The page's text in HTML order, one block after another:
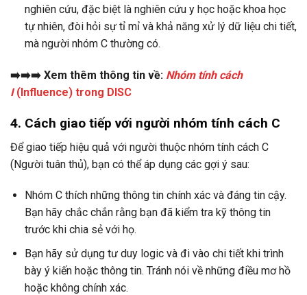
nghiên cứu, đặc biệt là nghiên cứu y học hoặc khoa học
tự nhiên, đòi hỏi sự tỉ mỉ và khả năng xử lý dữ liệu chi tiết,
mà người nhóm C thường có.
➡️➡️➡️ Xem thêm thông tin về: Nhóm tính cách
I(Influence) trong DISC
4. Cách giao tiếp với người nhóm tính cách C
Để giao tiếp hiệu quả với người thuộc nhóm tính cách C
(Người tuân thủ), bạn có thể áp dụng các gợi ý sau:
Nhóm C thích những thông tin chính xác và đáng tin cậy.
Bạn hãy chắc chắn rằng bạn đã kiểm tra kỹ thông tin
trước khi chia sẻ với họ.
Bạn hãy sử dụng tư duy logic và đi vào chi tiết khi trình
bày ý kiến hoặc thông tin. Tránh nói về những điều mơ hồ
hoặc không chính xác.